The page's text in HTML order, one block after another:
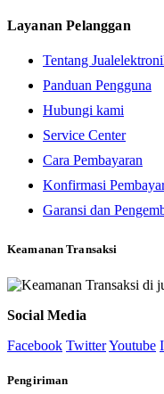
Layanan Pelanggan
Tentang
Panduan Pengguna
Hubungi kami
Service Center
Cara Pembayaran
Konfirmasi
Garansi dan
Keamanan Transaksi
Social Media
Facebook TwitterYoutube
Pengiriman